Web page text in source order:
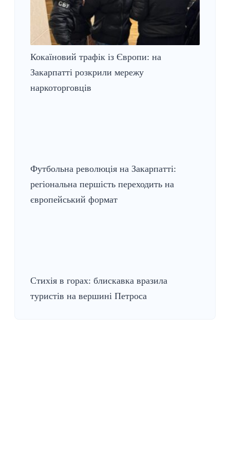
Кокаїновий трафік із Європи: на
Закарпатті розкрили мережу
наркоторговців
Футбольна революція на Закарпатті:
регіональна першість переходить на
європейський формат
Стихія в горах: блискавка вразила
туристів на вершині Петроса